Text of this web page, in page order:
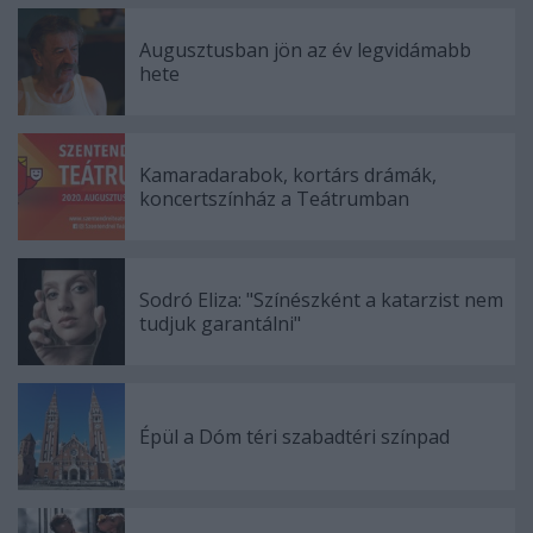
Augusztusban jön az év legvidámabb
hete
Kamaradarabok, kortárs drámák,
koncertszínház a Teátrumban
Sodró Eliza: "Színészként a katarzist nem
tudjuk garantálni"
Épül a Dóm téri szabadtéri színpad